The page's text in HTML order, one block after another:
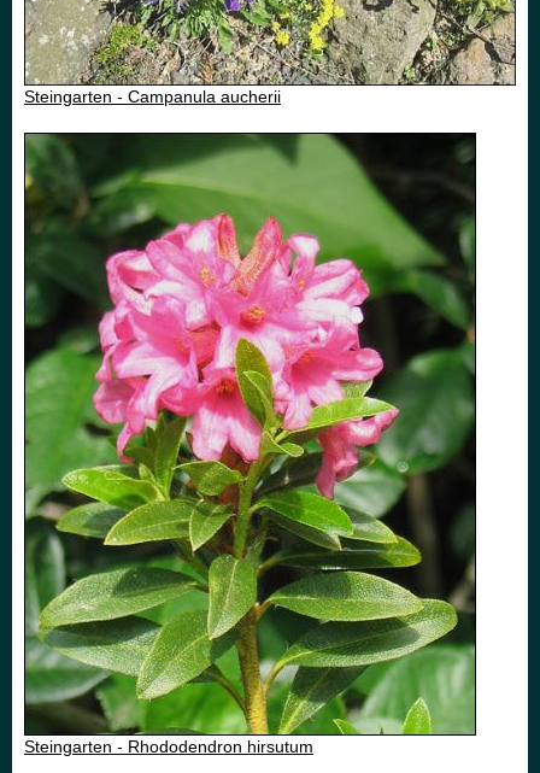
Steingarten - Campanula aucherii
Steingarten - Rhododendron hirsutum